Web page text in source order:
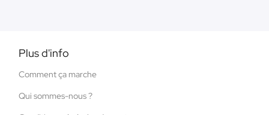
Plus d'info
Comment ça marche
Qui sommes-nous ?